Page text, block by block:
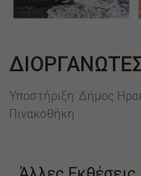
Υποστήριξη: Δήμος
Πινακοθήκη